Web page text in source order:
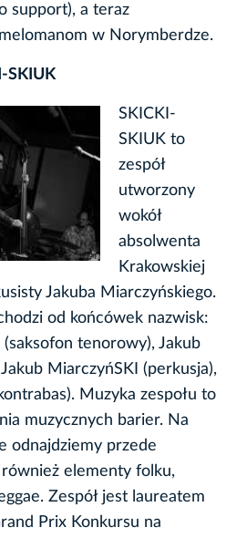
support), a teraz
w Norymberdze.
SKIUK
SKICKI-
SKIUK to
zespół
utworzony
wokół
absolwenta
Krakowskiej
Jakuba Miarczyńskiego.
od końcówek nazwisk:
tenorowy), Jakub
MiarczyńSKI (perkusja),
Muzyka zespołu to
muzycznych barier. Na
odnajdziemy przede
elementy folku,
Zespół jest laureatem
Prix Konkursu na